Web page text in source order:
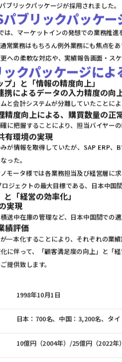
ブリックパッケージが採用されました。
ブリックパッケ
は、マーケットインの発想での業務推
常業務はもちろん例外業務にも焦点を
への柔軟な対応や、実績報告画面・ス
クパッケージによ
プ」と「情報の精度向上」
携によるデータの入力精度の向
と会計システムが分離していたことに
精度向上による、購買数量の正
に把握することにより、担当バイヤー
有環境の実現
が情報を取得していたが、SAP ERP
った。
モータ様では各業務担当及び経営層に
ジェクトの最大目標である、日本中国
と「経営の効率化」
実現
送中在庫の管理など、日本中国間での
績評価
一本化することにより、それぞれの業
に伴って、「顧客満足度の向上」と「
提供致します。
1998年10月1日
日本：700名、中国：3,200名、タ
10億円（2004年）/25億円（2022年）